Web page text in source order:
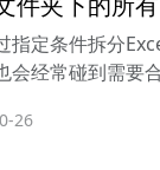
指定条件拆分
会经常碰到需要
26